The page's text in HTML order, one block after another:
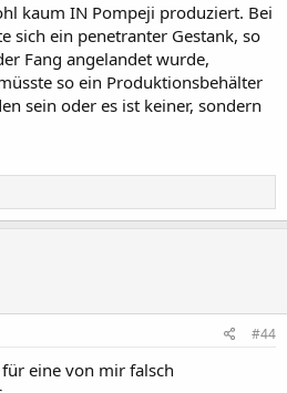
kaum IN Pompeji produziert. Bei
sich ein penetranter Gestank, so
Fang angelandet wurde,
so ein Produktionsbehälter
sein oder es ist keiner, sondern
#44
eine von mir falsch